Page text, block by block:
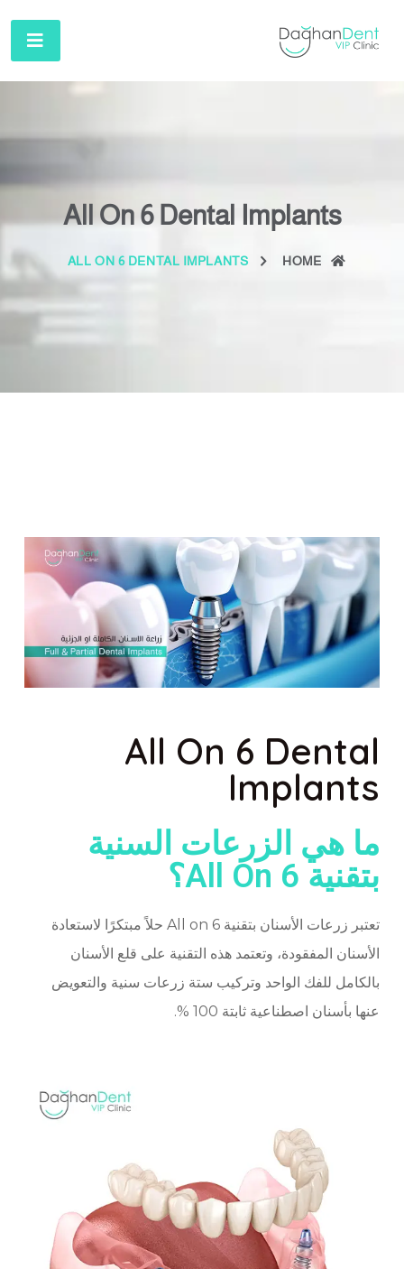
All On 6 Dental Implants
HOME
All On 6 Dental
Implants
ما هي الزرعات السنية
بتقنية All On 6؟
تعتبر زرعات الأسنان بتقنية All on 6 حلاً مبتكرًا لاستعادة
الأسنان المفقودة، وتعتمد هذه التقنية على قلع الأسنان
بالكامل للفك الواحد وتركيب ستة زرعات سنية والتعويض
عنها بأسنان اصطناعية ثابتة 100 %.